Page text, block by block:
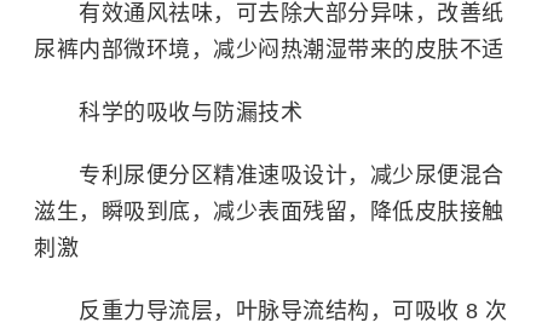
有效通风祛味，可去除大部分异味，改善纸
尿裤内部微环境，减少闷热潮湿带来的皮肤不适
科学的吸收与防漏技术
专利尿便分区精准速吸设计，减少尿便混合
滋生，瞬吸到底，减少表面残留，降低皮肤接触
刺激
反重力导流层，叶脉导流结构，可吸收 8 次